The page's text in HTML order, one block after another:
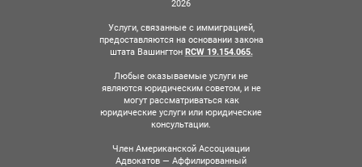
2026
Услуги, связанные с иммиграцией,
предоставляются на основании закона
штата Вашингтон RCW 19.154.065.
Любые оказываемые услуги не
являются юридическим советом, и не
могут рассматриваться как
юридические услуги или юридические
консультации.
Член Американской Ассоциации
Адвокатов — Аффилированный